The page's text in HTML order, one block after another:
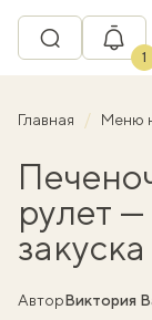
1
Главная Меню
рулет
закуска
АвторВиктория